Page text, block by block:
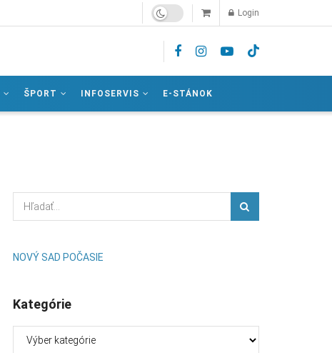
Login
ŠPORT INFOSERVIS E-STÁNOK
NOVÝ SAD POČASIE
Kategórie